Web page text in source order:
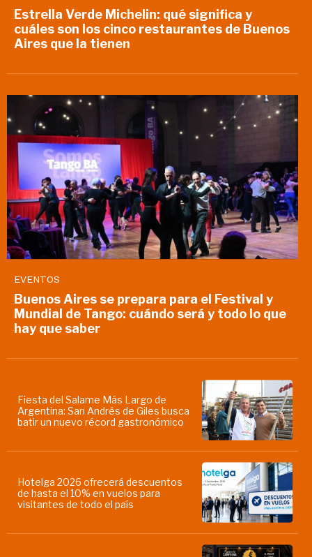
Estrella Verde Michelin: qué significa y
cuáles son los cinco restaurantes de Buenos
Aires que la tienen
EVENTOS
Buenos Aires se prepara para el Festival y
Mundial de Tango: cuándo será y todo lo que
hay que saber
Fiesta del Salame Más Largo de
Argentina: San Andrés de Giles busca
batir un nuevo récord gastronómico
Hotelga 2026 ofrecerá descuentos
de hasta el 10% en vuelos para
visitantes de todo el país